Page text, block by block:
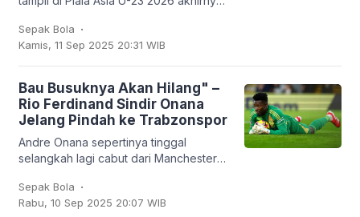
mampu finis sebagai runner-up Grup J
dengan empat
Sepak Bola .
Kamis, 11 Sep 2025 20:31 WIB
Bau Busuknya Akan Hilang" –
Rio Ferdinand Sindir Onana
Jelang Pindah ke Trabzonspor
Andre Onana sepertinya tinggal
selangkah lagi cabut dari Manchester
dipinjamkan ke klub Turki,
Trabzonspor. Dan
Sepak Bola .
Rabu, 10 Sep 2025 20:07 WIB